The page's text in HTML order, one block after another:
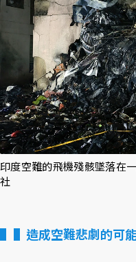
印度空難的飛機殘骸墜落在
社
▌造成空難悲劇的可